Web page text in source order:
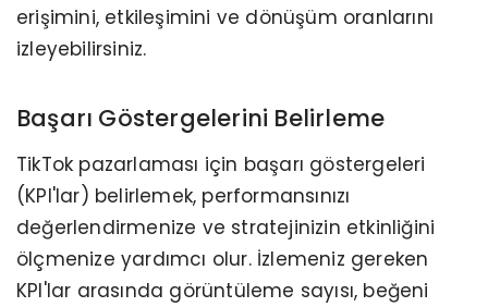
erişimini, etkileşimini ve dönüşüm oranlarını
izleyebilirsiniz.
Başarı Göstergelerini Belirleme
TikTok pazarlaması için başarı göstergeleri
(KPI'lar) belirlemek, performansınızı
değerlendirmenize ve stratejinizin etkinliğini
ölçmenize yardımcı olur. İzlemeniz gereken
KPI'lar arasında görüntüleme sayısı, beğeni